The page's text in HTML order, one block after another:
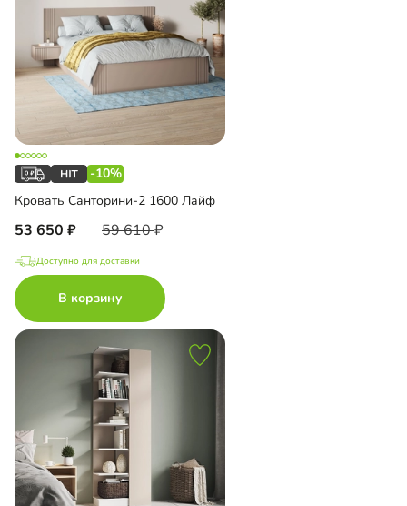
-10%
Кровать Санторини-2 1600 Лайф
53 650 59 610
Доступно для доставки
В корзину